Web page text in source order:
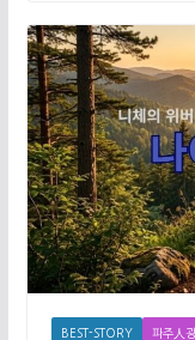
BEST-STORY 파주人